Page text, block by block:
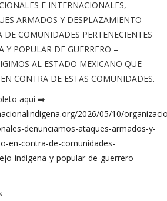
E INTERNACIONALES,
ARMADOS Y DESPLAZAMIENTO
COMUNIDADES PERTENECIENTES
Y POPULAR DE GUERRERO –
AL ESTADO MEXICANO QUE
CONTRA DE ESTAS COMUNIDADES.
aquí ➡️
2026/05/10/
denunciamos-ataques-armados-y-
en-contra-de-comunidades-
indigena-y-popular-de-guerrero-